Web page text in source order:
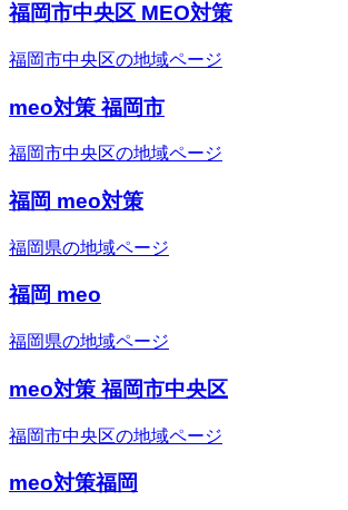
福岡市中央区 MEO対策
福岡市中央区の地域ページ
meo対策 福岡市
福岡市中央区の地域ページ
福岡 meo対策
福岡県の地域ページ
福岡 meo
福岡県の地域ページ
meo対策 福岡市中央区
福岡市中央区の地域ページ
meo対策福岡